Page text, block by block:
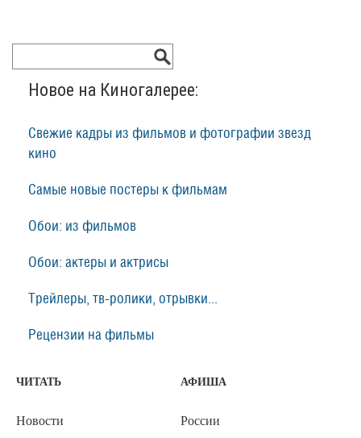
Новое на Киногалерее:
Свежие кадры из фильмов и фотографии звезд
кино
Самые новые постеры к фильмам
Обои: из фильмов
Обои: актеры и актрисы
Трейлеры, тв-ролики, отрывки...
Рецензии на фильмы
ЧИТАТЬ
Новости
АФИША
России